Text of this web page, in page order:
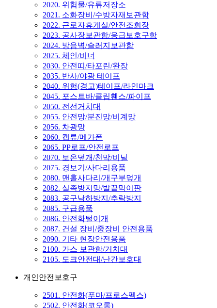
2020. 위험물/유류저장소
2021. 소화장비/수방자재보관함
2022. 근로자휴게실/안전조회장
2023. 공사장보관함/응급보호구함
2024. 방음벽/슬러지보관함
2025. 체인/비너
2030. 안전띠/타포린/완장
2035. 반사/야광 테이프
2040. 위험(경고)테이프/라인마크
2045. 포스트바/클립휀스/파이프
2050. 전선거치대
2055. 안전망/분진망/비계망
2056. 차광망
2060. 캡류/메가폰
2065. PP로프/안전로프
2070. 보온덮개/천막/비닐
2075. 경보기/사다리용품
2080. 맨홀사다리/개구부덮개
2082. 실족방지망/발끝막이판
2083. 공구낙하방지/추락방지
2085. 구급용품
2086. 안전화털이개
2087. 건설 장비/중장비 안전용품
2090. 기타 현장안전용품
2100. 가스 보관함/거치대
2105. 도크안전대/난간보호대
개인안전보호구
2501. 안전화(푸마/프로스펙스)
2502. 안전화(코오롱)